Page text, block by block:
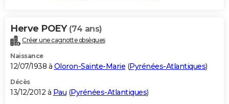
Herve POEY (74 ans)
Créer une cagnotte obsèques
Naissance
12/07/1938 à Oloron-Sainte-Marie (Pyrénées-Atlantiques)
Décès
13/12/2012 à Pau (Pyrénées-Atlantiques)